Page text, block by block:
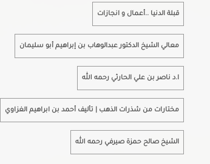
قبلة الدنيا ..أعمال و انجازات
معالي الشيخ الدكتور عبدالوهاب بن إبراهيم أبو سليمان
ا.د ناصر بن علي الحارثي رحمه الله
مختارات من شذرات الذهب | تأليف أحمد بن ابراهيم الغزاوي
الشيخ صالح حمزة صيرفي رحمه الله